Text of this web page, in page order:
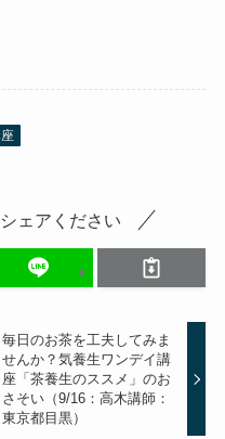
ェアください
毎日のお茶を工夫してみま
せんか？気養生ワンデイ講
座「茶養生のススメ」のお
さそい（9/16：高木講師：
東京都目黒）